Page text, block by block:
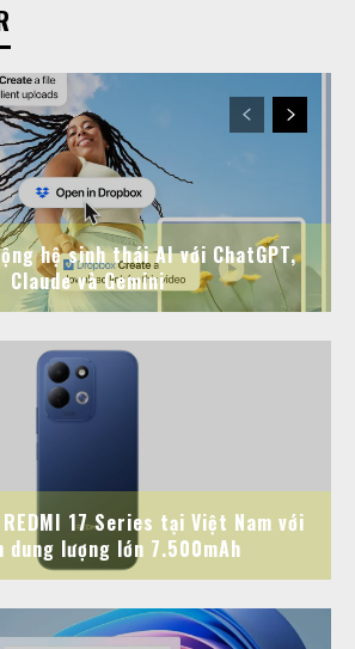
hệ sinh thái AI với ChatGPT,
Claude và Gemini
17 Series tại Việt Nam với
dung lượng lớn 7.500mAh